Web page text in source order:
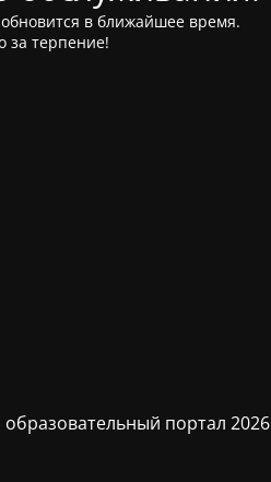
в ближайшее время.
за терпение!
портал 2026